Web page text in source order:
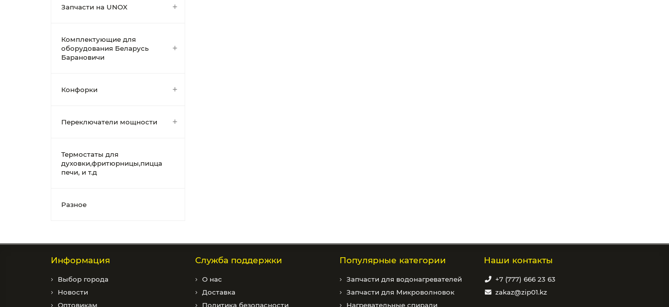
Запчасти на UNOX
Комплектующие для
оборудования Беларусь
Барановичи
Конфорки
Переключатели мощности
Термостаты для
духовки,фритюрницы,пицца
печи, и т.д
Разное
Информация
Выбор города
Новости
Оптовикам
Служба поддержки
О нас
Доставка
Политика безопасности
Популярные категории
Запчасти для водонагревателей
Запчасти для Микроволновок
Нагревательные спирали
Наши контакты
+7 (777) 666 23 63
zakaz@zip01.kz